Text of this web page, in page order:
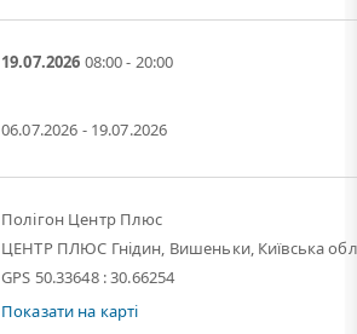
19.07.2026 08:00 - 20:00
06.07.2026 - 19.07.2026
Полігон Центр Плюс
ЦЕНТР ПЛЮС Гнідин, Вишеньки, Київська
GPS 50.33648 : 30.66254
Показати на карті